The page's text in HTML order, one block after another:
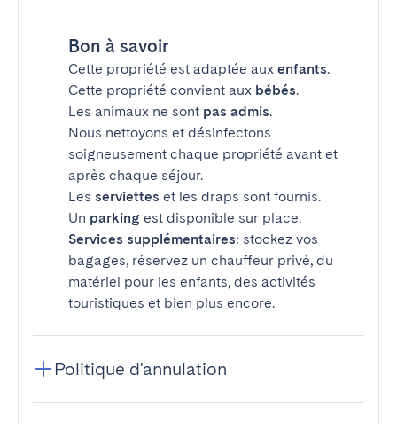
Bon à savoir
Cette propriété est adaptée aux enfants.
Cette propriété convient aux bébés.
Les animaux ne sont pas admis.
Nous nettoyons et désinfectons
soigneusement chaque propriété avant et
après chaque séjour.
Les serviettes et les draps sont fournis.
Un parking est disponible sur place.
Services supplémentaires: stockez vos
bagages, réservez un chauffeur privé, du
matériel pour les enfants, des activités
touristiques et bien plus encore.
Politique d'annulation